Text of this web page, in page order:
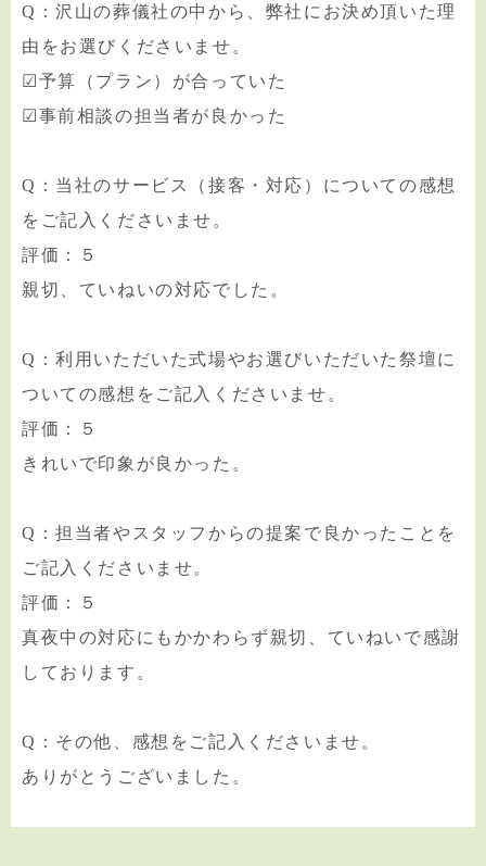
Q：沢山の葬儀社の中から、弊社にお決め頂いた理
由をお選びくださいませ。
☑予算（プラン）が合っていた
☑事前相談の担当者が良かった
Q：当社のサービス（接客・対応）についての感想
をご記入くださいませ。
評価：５
親切、ていねいの対応でした。
Q：利用いただいた式場やお選びいただいた祭壇に
ついての感想をご記入くださいませ。
評価：５
きれいで印象が良かった。
Q：担当者やスタッフからの提案で良かったことを
ご記入くださいませ。
評価：５
真夜中の対応にもかかわらず親切、ていねいで感謝
しております。
Q：その他、感想をご記入くださいませ。
ありがとうございました。